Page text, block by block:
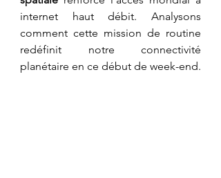
internet haut débit. Analysons
comment cette mission de routine
redéfinit notre connectivité
planétaire en ce début de week-end.